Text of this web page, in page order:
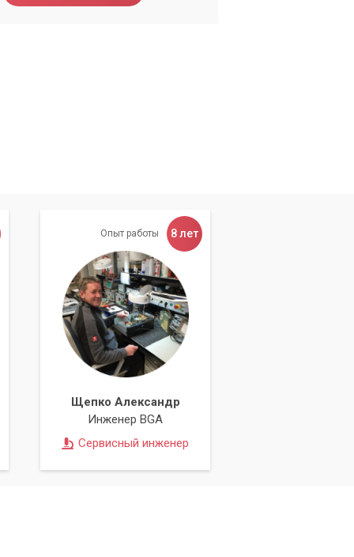
Опыт работы 8 лет
Щепко Александр
Инженер BGA
Сервисный инженер